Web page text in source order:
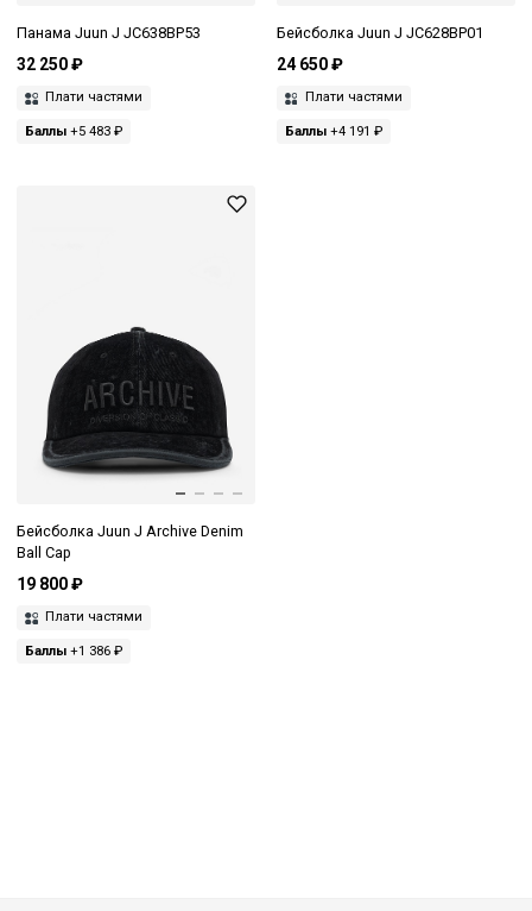
Панама Juun J JC638BP53
32 250 ₽
Плати частями
Баллы +5 483 ₽
Бейсболка Juun J JC628BP01
24 650 ₽
Плати частями
Баллы+4 191 ₽
Бейсболка Juun J Archive Denim
Ball Cap
19 800 ₽
Плати частями
Баллы +1 386 ₽